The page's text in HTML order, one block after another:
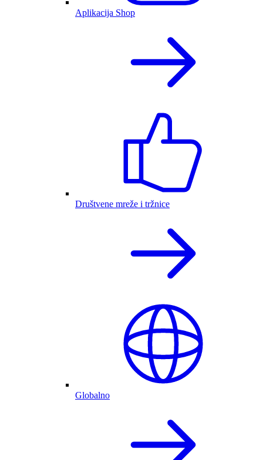
Aplikacija Shop
Društvene mreže i tržnice
Globalno